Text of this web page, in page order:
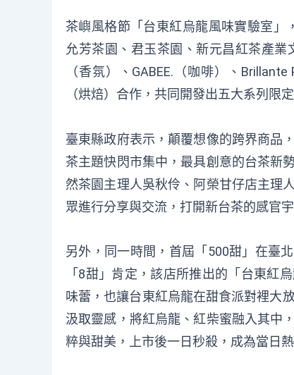
茶嶼風格節「台東紅烏龍風味實驗室」
允芳茶園、君玉茶園、新元昌紅茶產業
（香氛）、GABEE.（咖啡）、
（烘焙）合作，共同開發出五大系列限
臺東縣政府表示，顛覆想像的跨界商品
茶主題快閃市集中，最具創意的台茶新
然茶園主理人吳秋伶、阿榮甘仔店主理
眾進行分享與交流，打開新台茶的感官宇
另外，同一時間，首屆「500甜」在臺
「8甜」肯定，該店所推出的「台東紅
味蕾，也讓台東紅烏龍在甜食派對裡大
汲取靈感，將紅烏龍、紅柴蜜融入其中
粹與甜美，上市後一日秒殺，成為當日